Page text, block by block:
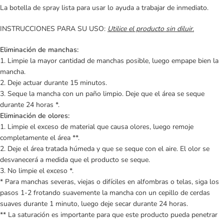
La botella de spray lista para usar lo ayuda a trabajar de inmediato.
INSTRUCCIONES PARA SU USO: Utilice el producto sin diluir.
Eliminación de manchas:
1. Limpie la mayor cantidad de manchas posible, luego empape bien la
mancha.
2. Deje actuar durante 15 minutos.
3. Seque la mancha con un paño limpio. Deje que el área se seque
durante 24 horas *.
Eliminación de olores:
1. Limpie el exceso de material que causa olores, luego remoje
completamente el área **.
2. Deje el área tratada húmeda y que se seque con el aire. El olor se
desvanecerá a medida que el producto se seque.
3. No limpie el exceso *.
* Para manchas severas, viejas o difíciles en alfombras o telas, siga los
pasos 1-2 frotando suavemente la mancha con un cepillo de cerdas
suaves durante 1 minuto, luego deje secar durante 24 horas.
** La saturación es importante para que este producto pueda penetrar